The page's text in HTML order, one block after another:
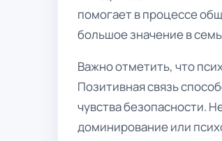
помогает в процессе
большое значение в
Важно отметить, что
Позитивная связь
чувства безопасности.
доминирование или